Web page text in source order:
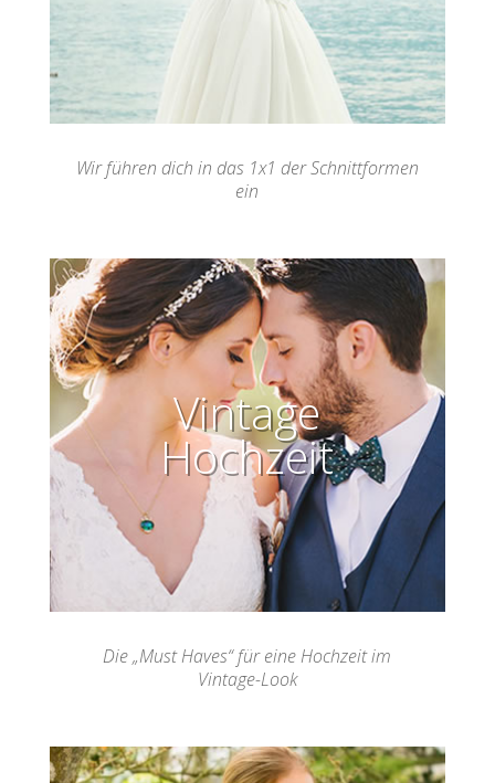
Wir führen dich in das 1x1 der Schnittformen
ein
Vintage
Hochzeit
Die „Must Haves“ für eine Hochzeit im
Vintage-Look